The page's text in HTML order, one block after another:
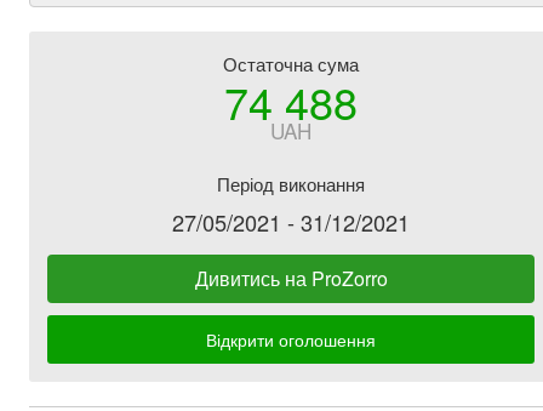
Остаточна сума
74 488
UAH
Період виконання
27/05/2021 - 31/12/2021
Дивитись на ProZorro
Відкрити оголошення